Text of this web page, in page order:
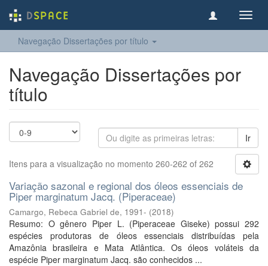
Navegação Dissertações por título
Navegação Dissertações por
título
Ir
Itens para a visualização no momento 260-262 of 262
Variação sazonal e regional dos óleos essenciais de
Piper marginatum Jacq. (Piperaceae)
Camargo, Rebeca Gabriel de, 1991- (2018)
Resumo: O gênero Piper L. (Piperaceae Giseke) possui 292
espécies produtoras de óleos essenciais distribuídas pela
Amazônia brasileira e Mata Atlântica. Os óleos voláteis da
espécie Piper marginatum Jacq. são conhecidos ...